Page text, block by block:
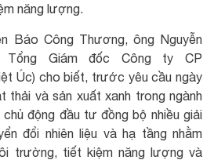
năng lượng.
Báo Công Thương, ông Nguyễn
Giám đốc Công ty CP
Úc) cho biết, trước yêu cầu ngày
thải và sản xuất xanh trong ngành
động đầu tư đồng bộ nhiều giải
đổi nhiên liệu và hạ tầng nhằm
trường, tiết kiệm năng lượng và